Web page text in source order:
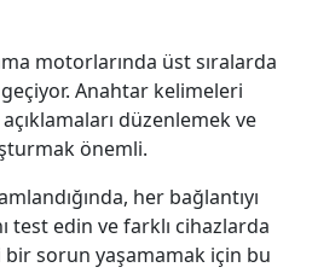
motorlarında üst sıralarda
geçiyor. Anahtar kelimeleri
düzenlemek ve
önemli.
her bağlantıyı
test edin ve farklı cihazlarda
sorun yaşamamak için bu